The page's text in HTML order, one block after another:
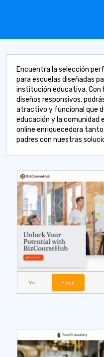
Encuentra la selección
para escuelas diseñadas
institución educativa. Con
diseños responsivos,
atractivo y funcional que
educación y la comunidad
online enriquecedora
padres con nuestras
Ver Elegir